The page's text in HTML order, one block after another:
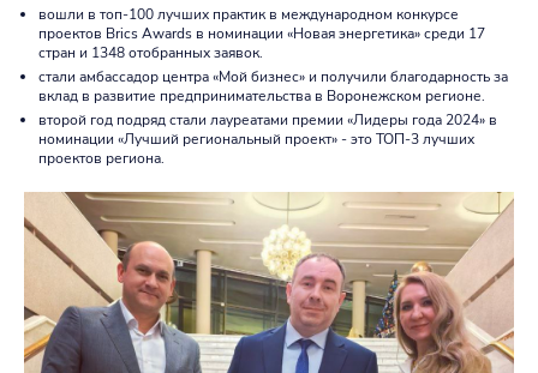
вошли в топ-100 лучших практик в международном конкурсе
проектов Brics Awards в номинации «Новая энергетика» среди 17
стран и 1348 отобранных заявок.
стали амбассадор центра «Мой бизнес» и получили благодарность за
вклад в развитие предпринимательства в Воронежском регионе.
второй год подряд стали лауреатами премии «Лидеры года 2024» в
номинации «Лучший региональный проект» - это ТОП-3 лучших
проектов региона.